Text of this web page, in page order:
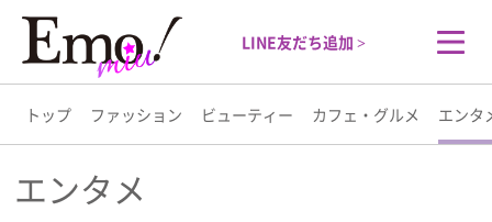
LINE友だち追加 >
トップ ファッション ビューティー カフェ・グルメ エンタ
トップ
エンタメ